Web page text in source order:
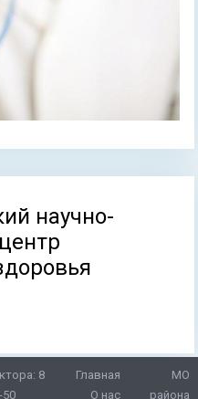
научно-
8
50
Главная
О нас
МО
района